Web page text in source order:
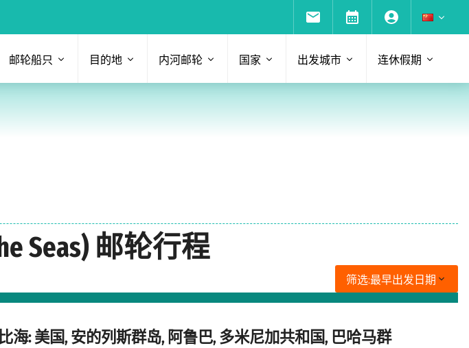
邮轮船只 目的地 内河邮轮 国家 出发城市 连休假期
Seas) 邮轮行程
筛选:最早出发日期
海: 美国, 安的列斯群岛, 阿鲁巴, 多米尼加共和国, 巴哈马群